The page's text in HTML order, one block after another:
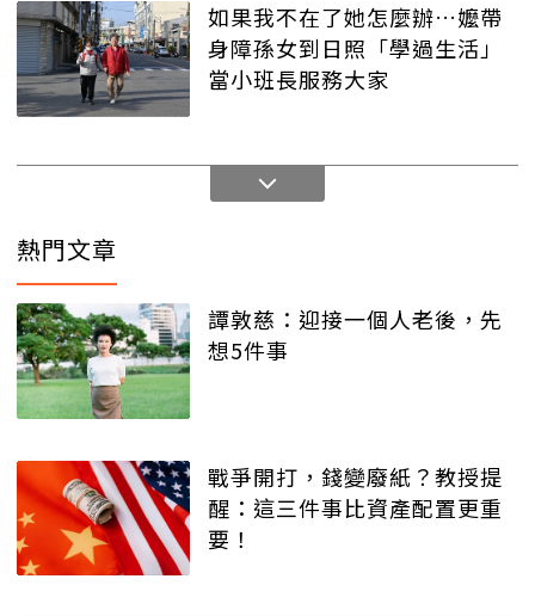
如果我不在了她怎麼辦…嬤帶
身障孫女到日照「學過生活」
當小班長服務大家
熱門文章
譚敦慈：迎接一個人老後，先
想5件事
戰爭開打，錢變廢紙？教授提
醒：這三件事比資產配置更重
要！